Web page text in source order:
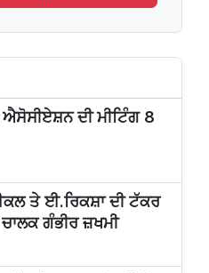
ਦੀ ਮੀਟਿੰਗ 8
ਤੇ ਈ.ਰਿਕਸ਼ਾ ਦੀ ਟੱਕਰ
ਗੰਭੀਰ ਜ਼ਖਮੀ